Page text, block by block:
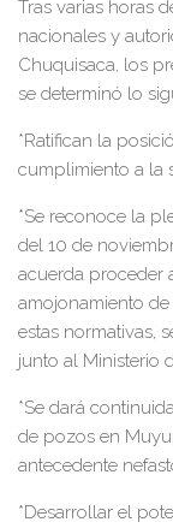
Tras varias horas
nacionales y
Chuquisaca, los
se determinó lo
*Ratifican la
cumplimiento a la
*Se reconoce la
del 10 de
acuerda proceder
amojonamiento
estas normativas,
junto al Ministerio
*Se dará
de pozos en
antecedente
*Desarrollar el